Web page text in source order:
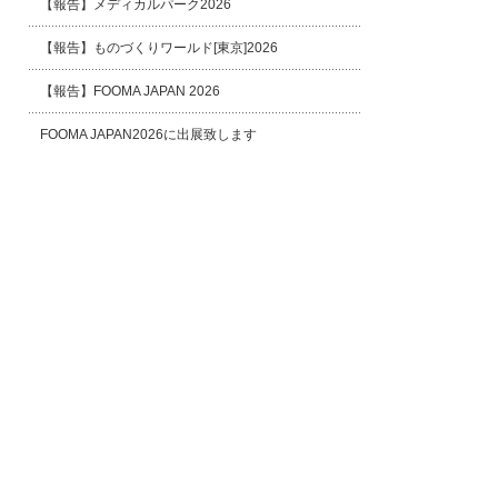
【報告】メディカルパーク2026
【報告】ものづくりワールド[東京]2026
【報告】FOOMA JAPAN 2026
FOOMA JAPAN2026に出展致します